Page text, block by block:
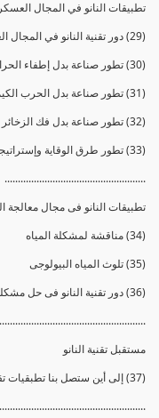
تطبيقات النانو في المجال
(29) دور تقنية النانو في المجال العسكرى
(30) تطور صناعة بدل إطفاء الحرائق
(31) تطور صناعة بدل الحرب الكيميائية
(32) تطور صناعة بدل فك الزخائر والألغام والمتفجرات
(33) تطور طرق الوقاية وإستراتيجيات التمويه والإخفاء
.....................................................
تطبيقات النانو فى مجال معالجة
(34) مناقشة لمشكلة المياه
(35) تلوث المياه البيولوجى
(36) دور تقنية النانو فى حل مشكلة المياه وتطور صناعة فلاتر تنقية المياه
مستقبل تقنية النانو
(37) إلى أين ستصل بنا تطبقيات تقنية النانو ؟ وما الذي يخفيه لنا المستقبل ؟